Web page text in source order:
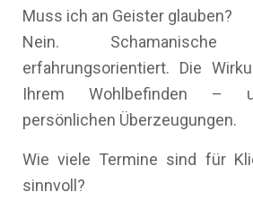
Muss ich an Geister glauben?
Nein.
erfahrungsorientiert. Die
Ihrem Wohlbefinden –
persönlichen Überzeugungen.
Wie viele Termine sind für
sinnvoll?